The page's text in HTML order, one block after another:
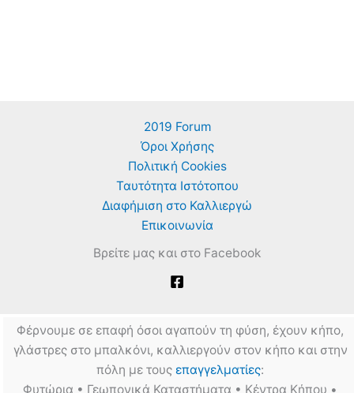
2019 Forum
Όροι Χρήσης
Πολιτική Cookies
Ταυτότητα Ιστότοπου
Διαφήμιση στο Καλλιεργώ
Επικοινωνία
Βρείτε μας και στο Facebook
Φέρνουμε σε επαφή όσοι αγαπούν τη φύση, έχουν κήπο,
γλάστρες στο μπαλκόνι, καλλιεργούν στον κήπο και στην
πόλη με τους επαγγελματίες:
Φυτώρια • Γεωπονικά Καταστήματα • Κέντρα Κήπου •